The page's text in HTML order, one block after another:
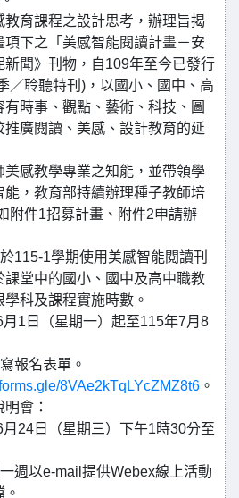
教育課程之設計思考，辦理旨揭
下之「美感智能閱讀計畫－安
聞》刊物，自109年至今已發行
／聆聽特刊)，以國小、國中、高
時事、觀點、藝術、科技、圖
廣閱讀、美感、設計教育的延
美感教學專業之知能，並帶領學
能，教育部持續辦理種子教師培
附件1招募計畫、附件2申請辦
115-1學期使用美感智能閱讀刊
堂中的國小、國中及高中職教
科及課程實施時數。
1日（星期一）起至115年7月8
報名表單。
8VAe2kTqLYcZMZ8t6 。
會：
24日（星期三）下午1時30分至
週以e-mail提供Webex線上活動